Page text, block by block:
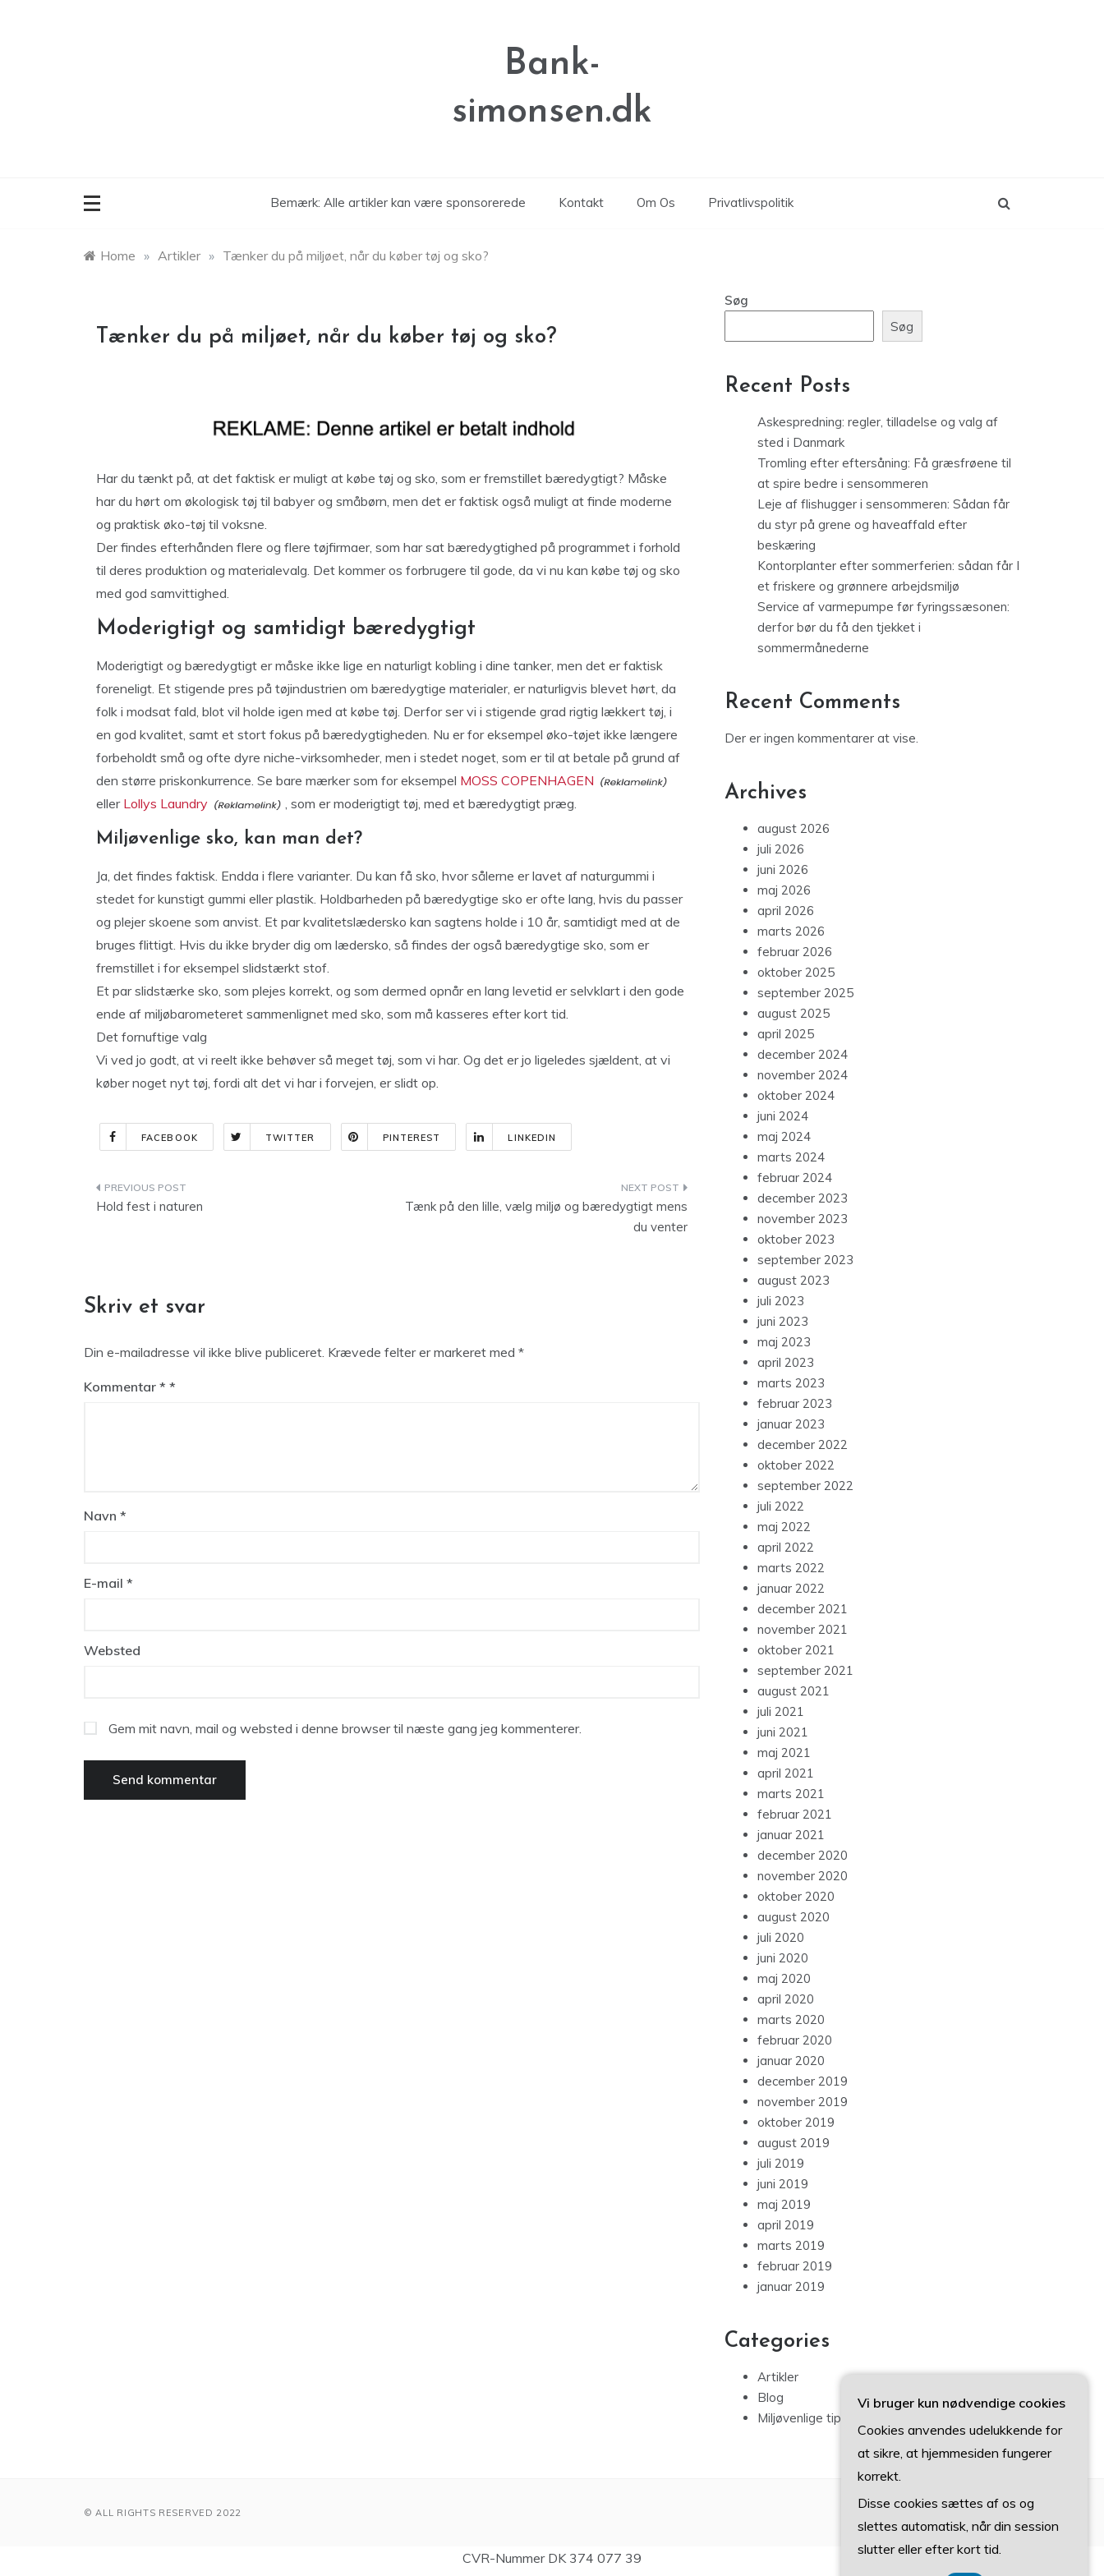
Bank-
simonsen.dk
Bemærk: Alle artikler kan være sponsorerede Kontakt Om Os Privatlivspolitik
Home » Artikler » Tænker du på miljøet, når du køber tøj og sko?
Tænker du på miljøet, når du køber tøj og sko?
Har du tænkt på, at det faktisk er muligt at købe tøj og sko, som er fremstillet bæredygtigt? Måske
har du hørt om økologisk tøj til babyer og småbørn, men det er faktisk også muligt at finde moderne
og praktisk øko-tøj til voksne.
Der findes efterhånden flere og flere tøjfirmaer, som har sat bæredygtighed på programmet i forhold
til deres produktion og materialevalg. Det kommer os forbrugere til gode, da vi nu kan købe tøj og sko
med god samvittighed.
Moderigtigt og samtidigt bæredygtigt
Moderigtigt og bæredygtigt er måske ikke lige en naturligt kobling i dine tanker, men det er faktisk
foreneligt. Et stigende pres på tøjindustrien om bæredygtige materialer, er naturligvis blevet hørt, da
folk i modsat fald, blot vil holde igen med at købe tøj. Derfor ser vi i stigende grad rigtig lækkert tøj, i
en god kvalitet, samt et stort fokus på bæredygtigheden. Nu er for eksempel øko-tøjet ikke længere
forbeholdt små og ofte dyre niche-virksomheder, men i stedet noget, som er til at betale på grund af
den større priskonkurrence. Se bare mærker som for eksempel MOSS COPENHAGEN
eller Lollys Laundry , som er moderigtigt tøj, med et bæredygtigt præg.
Miljøvenlige sko, kan man det?
Ja, det findes faktisk. Endda i flere varianter. Du kan få sko, hvor sålerne er lavet af naturgummi i
stedet for kunstigt gummi eller plastik. Holdbarheden på bæredygtige sko er ofte lang, hvis du passer
og plejer skoene som anvist. Et par kvalitetslædersko kan sagtens holde i 10 år, samtidigt med at de
bruges flittigt. Hvis du ikke bryder dig om lædersko, så findes der også bæredygtige sko, som er
fremstillet i for eksempel slidstærkt stof.
Et par slidstærke sko, som plejes korrekt, og som dermed opnår en lang levetid er selvklart i den gode
ende af miljøbarometeret sammenlignet med sko, som må kasseres efter kort tid.
Det fornuftige valg
Vi ved jo godt, at vi reelt ikke behøver så meget tøj, som vi har. Og det er jo ligeledes sjældent, at vi
køber noget nyt tøj, fordi alt det vi har i forvejen, er slidt op.
FACEBOOK TWITTER PINTEREST LINKEDIN
Indlægsnavigation
Hold fest i naturen
Tænk på den lille, vælg miljø og bæredygtigt mens
du venter
Skriv et svar
Din e-mailadresse vil ikke blive publiceret. Krævede felter er markeret med *
Kommentar *
Navn *
E-mail *
Websted
Gem mit navn, mail og websted i denne browser til næste gang jeg kommenterer.
Søg
Søg
Recent Posts
Askespredning: regler, tilladelse og valg af
sted i Danmark
Tromling efter eftersåning: Få græsfrøene til
at spire bedre i sensommeren
Leje af flishugger i sensommeren: Sådan får
du styr på grene og haveaffald efter
beskæring
Kontorplanter efter sommerferien: sådan får I
et friskere og grønnere arbejdsmiljø
Service af varmepumpe før fyringssæsonen:
derfor bør du få den tjekket i
sommermånederne
Recent Comments
Der er ingen kommentarer at vise.
Archives
august 2026
juli 2026
juni 2026
maj 2026
april 2026
marts 2026
februar 2026
oktober 2025
september 2025
august 2025
april 2025
december 2024
november 2024
oktober 2024
juni 2024
maj 2024
marts 2024
februar 2024
december 2023
november 2023
oktober 2023
september 2023
august 2023
juli 2023
juni 2023
maj 2023
april 2023
marts 2023
februar 2023
januar 2023
december 2022
oktober 2022
september 2022
juli 2022
maj 2022
april 2022
marts 2022
januar 2022
december 2021
november 2021
oktober 2021
september 2021
august 2021
juli 2021
juni 2021
maj 2021
april 2021
marts 2021
februar 2021
januar 2021
december 2020
november 2020
oktober 2020
august 2020
juli 2020
juni 2020
maj 2020
april 2020
marts 2020
februar 2020
januar 2020
december 2019
november 2019
oktober 2019
august 2019
juli 2019
juni 2019
maj 2019
april 2019
marts 2019
februar 2019
januar 2019
Categories
Artikler
Blog
Miljøvenlige tips
© ALL RIGHTS RESERVED 2022
CVR-Nummer DK 374 077 39
Vi bruger kun nødvendige cookies
Cookies anvendes udelukkende for
at sikre, at hjemmesiden fungerer
korrekt.
Disse cookies sættes af os og
slettes automatisk, når din session
slutter eller efter kort tid.